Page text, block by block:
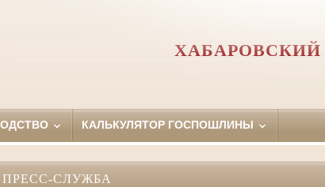
ХАБАРОВСКИЙ
КАЛЬКУЛЯТОР ГОСПОШЛИНЫ
ПРЕСС-СЛУЖБА